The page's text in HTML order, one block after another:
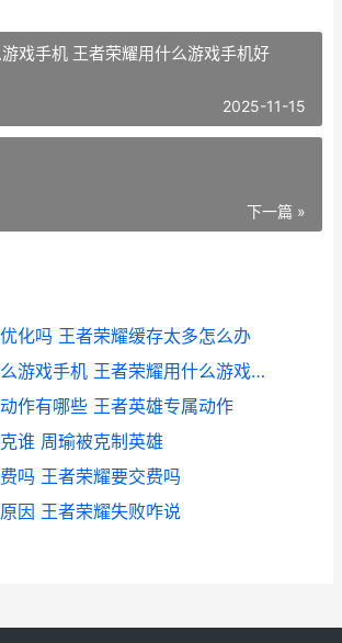
戏手机 王者荣耀用什么游戏手机好
2025-11-15
下一篇 »
化吗 王者荣耀缓存太多怎么办
王者荣耀用什么游戏手机 王者荣耀用什么游戏手机好
作有哪些 王者英雄专属动作
谁 周瑜被克制英雄
吗 王者荣耀要交费吗
因 王者荣耀失败咋说